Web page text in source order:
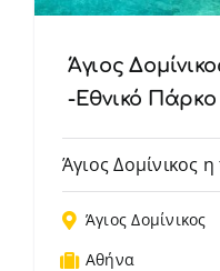
Άγιος
-Εθνικό
Άγιος Δομίνικος
Άγιος Δομίνικος
Αθήνα